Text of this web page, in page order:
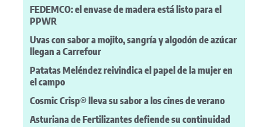
FEDEMCO: el envase de madera está listo para el
PPWR
Uvas con sabor a mojito, sangría y algodón de azúcar
llegan a Carrefour
Patatas Meléndez reivindica el papel de la mujer en
el campo
Cosmic Crisp® lleva su sabor a los cines de verano
Asturiana de Fertilizantes defiende su continuidad